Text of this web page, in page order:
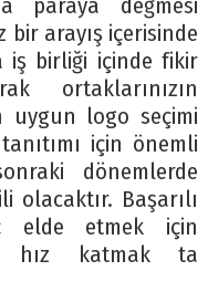
paraya değmesi
bir arayış içerisinde
iş birliği içinde fikir
ortaklarınızın
uygun logo seçimi
için önemli
dönemlerde
olacaktır. Başarılı
elde etmek için
hız katmak ta